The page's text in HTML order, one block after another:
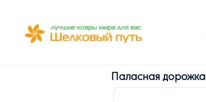
Паласная дорожка